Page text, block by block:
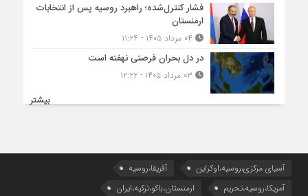
فشار کنترل‌شده؛ راهبرد روسیه پس از انتخابات
ارمنستان
در دل بحران فرصتی نهفته است
بیشتر
آسیای مرکزی،روسیه،اوکراین
آفریقا،روسیه
آمریکا،روسیه،تحریم
ارمنستان،باکو،ترکیه،ایران